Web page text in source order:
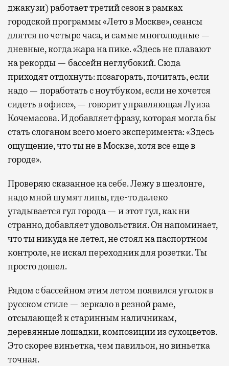
джакузи) работает третий сезон в рамках
городской программы «Лето в Москве», сеансы
длятся по четыре часа, и самые многолюдные —
дневные, когда жара на пике. «Здесь не плавают
на рекорды — бассейн неглубокий. Сюда
приходят отдохнуть: позагорать, почитать, если
надо — поработать с ноутбуком, если не хочется
сидеть в офисе», — говорит управляющая Луиза
Кочемасова. И добавляет фразу, которая могла бы
стать слоганом всего моего эксперимента: «Здесь
ощущение, что ты не в Москве, хотя все еще в
городе».
Проверяю сказанное на себе. Лежу в шезлонге,
надо мной шумят липы, где-то далеко
угадывается гул города — и этот гул, как ни
странно, добавляет удовольствия. Он напоминает,
что ты никуда не летел, не стоял на паспортном
контроле, не искал переходник для розетки. Ты
просто дошел.
Рядом с бассейном этим летом появился уголок в
русском стиле — зеркало в резной раме,
отсылающей к старинным наличникам,
деревянные лошадки, композиции из сухоцветов.
Это скорее виньетка, чем павильон, но виньетка
точная.